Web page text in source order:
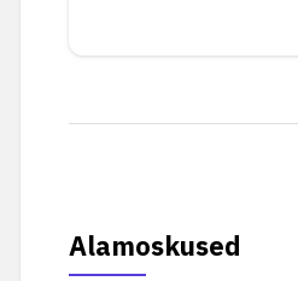
Alamoskused